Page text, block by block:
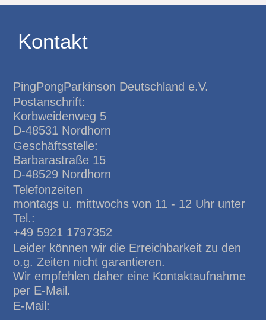
Kontakt
PingPongParkinson Deutschland e.V.
Postanschrift:
Korbweidenweg 5
D-48531 Nordhorn
Geschäftsstelle:
Barbarastraße 15
D-48529 Nordhorn
Telefonzeiten
montags u. mittwochs von 11 - 12 Uhr unter
Tel.:
+49 5921 1797352
Leider können wir die Erreichbarkeit zu den
o.g. Zeiten nicht garantieren.
Wir empfehlen daher eine Kontaktaufnahme
per E-Mail.
E-Mail: